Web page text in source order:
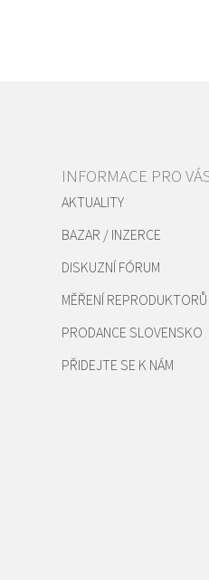
INFORMACE PRO
AKTUALITY
BAZAR / INZERCE
DISKUZNÍ FÓRUM
MĚŘENÍ REPRODUKTORŮ
PRODANCE SLOVENSKO
PŘIDEJTE SE K NÁM